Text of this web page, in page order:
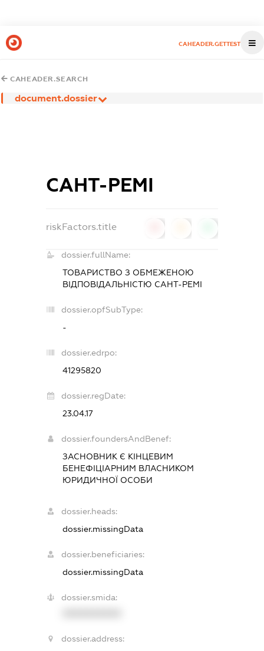
CAHEADER.GETTEST
CAHEADER.SEARCH
document.dossier
САНТ-РЕМІ
riskFactors.title
dossier.fullName:
ТОВАРИСТВО З ОБМЕЖЕНОЮ
ВІДПОВІДАЛЬНІСТЮ САНТ-РЕМІ
dossier.opfSubType:
-
dossier.edrpo:
41295820
dossier.regDate:
23.04.17
dossier.foundersAndBenef:
ЗАСНОВНИК Є КІНЦЕВИМ
БЕНЕФІЦІАРНИМ ВЛАСНИКОМ
ЮРИДИЧНОЇ ОСОБИ
dossier.heads:
dossier.missingData
dossier.beneficiaries:
dossier.missingData
dossier.smida:
dossier.address: